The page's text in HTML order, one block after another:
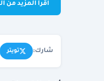
اقرأ المزيد
شارك: تويتر